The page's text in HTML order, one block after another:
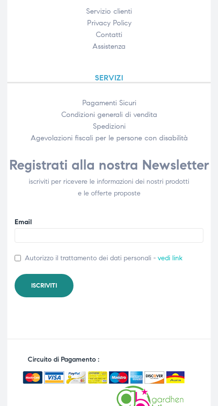
Servizio clienti
Privacy Policy
Contatti
Assistenza
SERVIZI
Pagamenti Sicuri
Condizioni generali di vendita
Spedizioni
Agevolazioni fiscali per le persone con disabilità​
Registrati alla nostra Newsletter
iscriviti per ricevere le informazioni dei nostri prodotti
e le offerte proposte
Email
Autorizzo il trattamento dei dati personali - vedi link
Circuito di Pagamento :